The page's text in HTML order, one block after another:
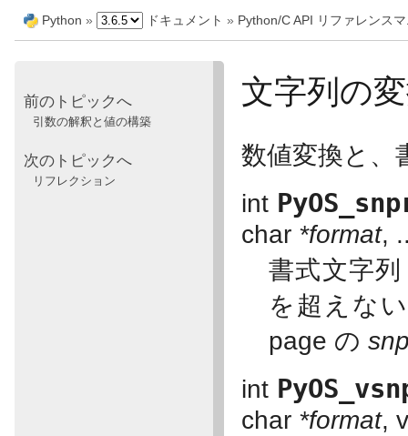
Python » ドキュメント » Python/C API リファレンス
文字列の
数値変換と、
int
char *format,
書式文字
を超えな
page の
int
char *format,
前のトピックへ
引数の解釈と値の構築
次のトピックへ
リフレクション